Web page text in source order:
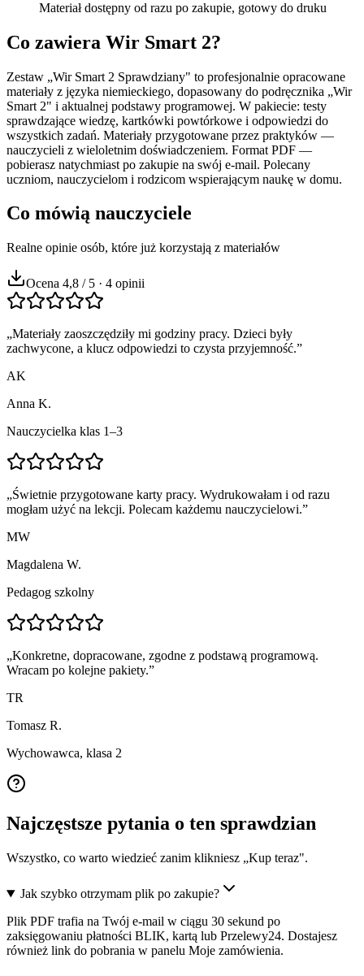
Materiał dostępny od razu po zakupie, gotowy do druku
Co zawiera Wir Smart 2?
Zestaw „Wir Smart 2 Sprawdziany" to profesjonalnie opracowane
materiały z języka niemieckiego, dopasowany do podręcznika „Wir
Smart 2" i aktualnej podstawy programowej. W pakiecie: testy
sprawdzające wiedzę, kartkówki powtórkowe i odpowiedzi do
wszystkich zadań. Materiały przygotowane przez praktyków —
nauczycieli z wieloletnim doświadczeniem. Format PDF —
pobierasz natychmiast po zakupie na swój e-mail. Polecany
uczniom, nauczycielom i rodzicom wspierającym naukę w domu.
Co mówią nauczyciele
Realne opinie osób, które już korzystają z materiałów
Ocena 4,8 / 5 · 4 opinii
„Materiały zaoszczędziły mi godziny pracy. Dzieci były
zachwycone, a klucz odpowiedzi to czysta przyjemność.”
AK
Anna K.
Nauczycielka klas 1–3
„Świetnie przygotowane karty pracy. Wydrukowałam i od razu
mogłam użyć na lekcji. Polecam każdemu nauczycielowi.”
MW
Magdalena W.
Pedagog szkolny
„Konkretne, dopracowane, zgodne z podstawą programową.
Wracam po kolejne pakiety.”
TR
Tomasz R.
Wychowawca, klasa 2
Najczęstsze pytania o ten sprawdzian
Wszystko, co warto wiedzieć zanim klikniesz „Kup teraz".
Jak szybko otrzymam plik po zakupie?
Plik PDF trafia na Twój e-mail w ciągu 30 sekund po
zaksięgowaniu płatności BLIK, kartą lub Przelewy24. Dostajesz
również link do pobrania w panelu Moje zamówienia.